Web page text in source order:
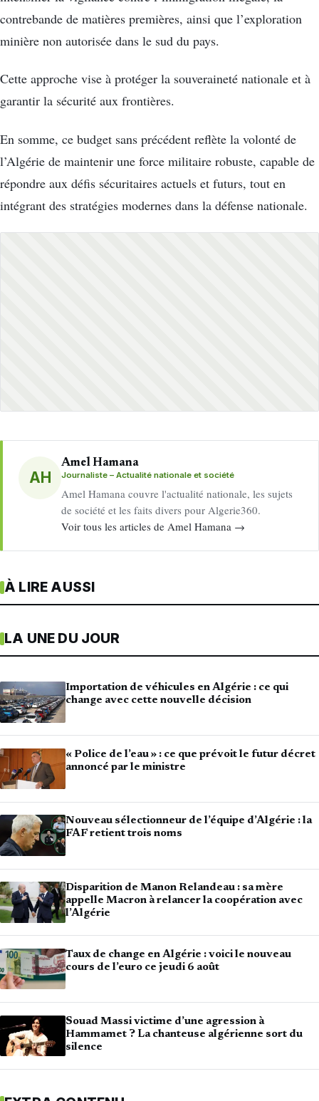
contrebande de matières premières, ainsi que l’exploration
minière non autorisée dans le sud du pays.
Cette approche vise à protéger la souveraineté nationale et à
garantir la sécurité aux frontières.
En somme, ce budget sans précédent reflète la volonté de
l’Algérie de maintenir une force militaire robuste, capable de
répondre aux défis sécuritaires actuels et futurs, tout en
intégrant des stratégies modernes dans la défense nationale.
AH
Amel Hamana
Journaliste – Actualité nationale et société
Amel Hamana couvre l'actualité nationale, les sujets
de société et les faits divers pour Algerie360.
Voir tous les articles de Amel Hamana →
À LIRE AUSSI
LA UNE DU JOUR
Importation de véhicules en Algérie : ce qui
change avec cette nouvelle décision
« Police de l’eau » : ce que prévoit le futur décret
annoncé par le ministre
Nouveau sélectionneur de l’équipe d’Algérie : la
FAF retient trois noms
Disparition de Manon Relandeau : sa mère
appelle Macron à relancer la coopération avec
l’Algérie
Taux de change en Algérie : voici le nouveau
cours de l’euro ce jeudi 6 août
Souad Massi victime d’une agression à
Hammamet ? La chanteuse algérienne sort du
silence